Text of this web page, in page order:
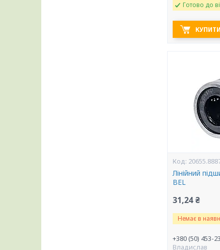
Готово до
КУПИТИ
Лінійний
BEL
31,24 ₴
Немає в
+380 (50) 453-
Владислав